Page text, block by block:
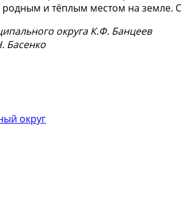
родным и тёплым местом на земле.
округа К.Ф. Банцеев
Басенко
округ